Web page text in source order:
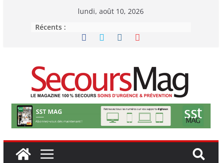
lundi, août 10, 2026
Récents :